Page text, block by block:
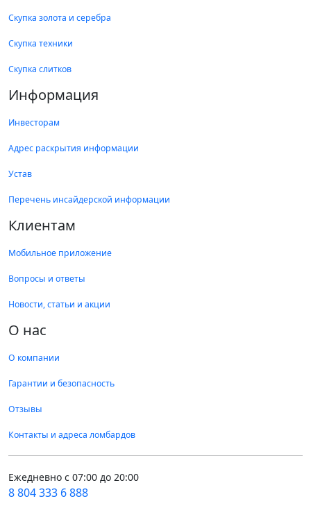
Скупка золота и серебра
Скупка техники
Скупка слитков
Информация
Инвесторам
Адрес раскрытия информации
Устав
Перечень инсайдерской информации
Клиентам
Мобильное приложение
Вопросы и ответы
Новости, статьи и акции
О нас
О компании
Гарантии и безопасность
Отзывы
Контакты и адреса ломбардов
Ежедневно с 07:00 до 20:00
8 804 333 6 888